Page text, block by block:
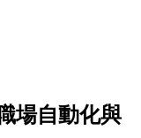
場自動化與